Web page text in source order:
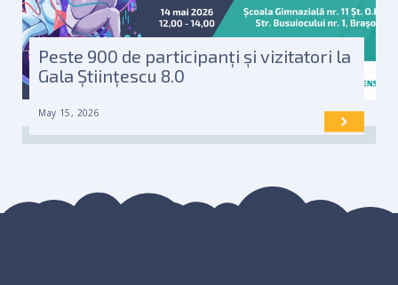
Peste 900 de participanți și vizitatori la
Gala Științescu 8.0
May 15, 2026